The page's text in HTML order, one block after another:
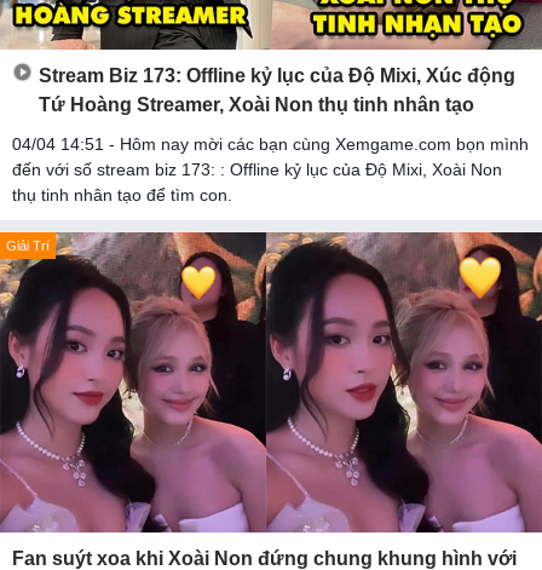
Stream Biz 173: Offline kỷ lục của Độ Mixi, Xúc động
Tứ Hoàng Streamer, Xoài Non thụ tinh nhân tạo
04/04 14:51 - Hôm nay mời các bạn cùng Xemgame.com bọn mình
đến với số stream biz 173: : Offline kỷ lục của Độ Mixi, Xoài Non
thụ tinh nhân tạo để tìm con.
Giải Trí
Fan suýt xoa khi Xoài Non đứng chung khung hình với